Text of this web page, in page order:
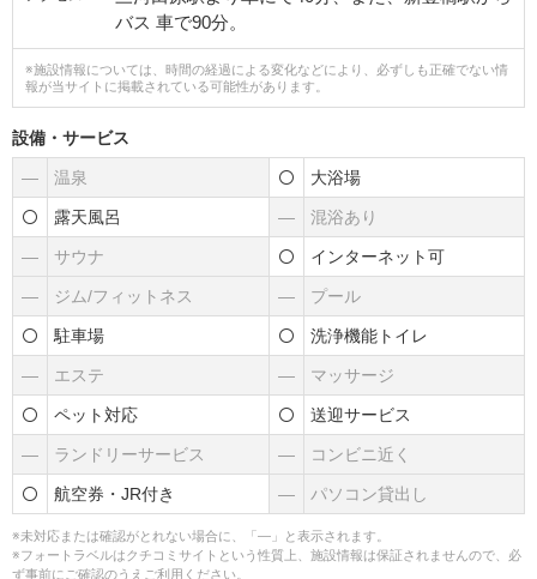
バス 車で90分。
※施設情報については、時間の経過による変化などにより、必ずしも正確でない情
報が当サイトに掲載されている可能性があります。
設備・サービス
― 温泉 大浴場
露天風呂 ― 混浴あり
― サウナ インターネット可
― ジム/フィットネス ― プール
駐車場 洗浄機能トイレ
― エステ ― マッサージ
ペット対応 送迎サービス
― ランドリーサービス ― コンビニ近く
航空券・JR付き ― パソコン貸出し
※未対応または確認がとれない場合に、「―」と表示されます。
※フォートラベルはクチコミサイトという性質上、施設情報は保証されませんので、必
ず事前にご確認のうえご利用ください。